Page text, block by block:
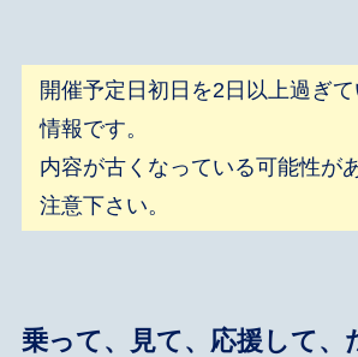
開催予定日初日を2日以上過ぎ
情報です。
内容が古くなっている可能性が
注意下さい。
乗って、見て、応援して、